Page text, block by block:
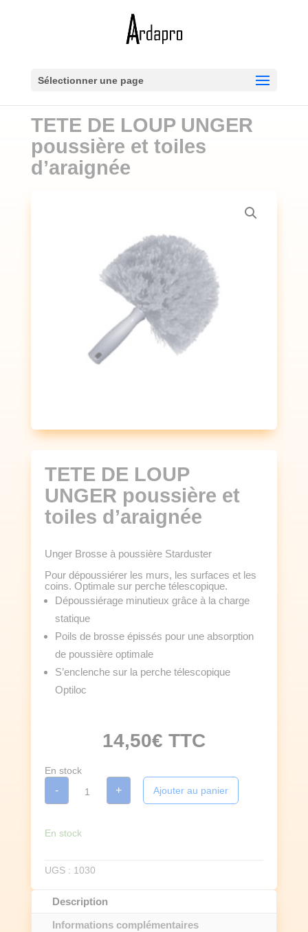
Sélectionner une page
TETE DE LOUP UNGER
poussière et toiles
d’araignée
TETE DE LOUP
UNGER poussière et
toiles d’araignée
Unger Brosse à poussière Starduster
Pour dépoussiérer les murs, les surfaces et les
coins. Optimale sur perche télescopique.
Dépoussiérage minutieux grâce à la charge
statique
Poils de brosse épissés pour une absorption
de poussière optimale
S’enclenche sur la perche télescopique
Optiloc
14,50€ TTC
En stock
-
UNGER
d'araignée
+ Ajouter au panier
En stock
UGS : 1030
Description
Informations complémentaires